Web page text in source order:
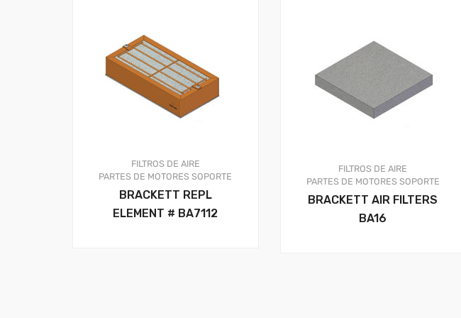
FILTROS DE AIRE
PARTES DE MOTORES SOPORTE
BRACKETT REPL
ELEMENT # BA7112
FILTROS DE AIRE
PARTES DE MOTORES SOPORTE
BRACKETT AIR FILTERS
BA16